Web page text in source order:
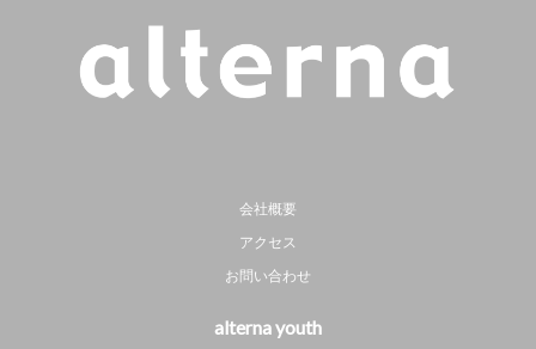
会社概要
アクセス
お問い合わせ
alterna youth